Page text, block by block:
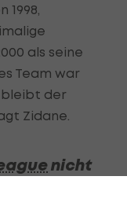
als seine
Team war
bleibt der
Zidane.
nicht